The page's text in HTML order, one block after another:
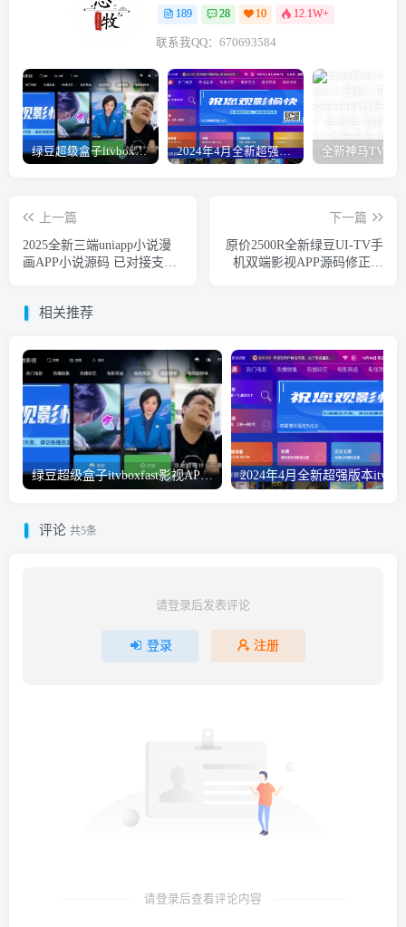
189 28 10 12.1W+
联系我QQ：670693584
绿豆超级盒子itvboxfast影视APP双端源码 TV+手机双端 支持直播/后台管理仓库/会员系统/卡密系统/批量生成账号 自动换源 集成免签约支付系统 2024年4月全新超强版本itvboxfast影视APP源码 TV+手机双端源码 新增超多功能tvbox二开如意版影视APP源码 修复N多bug-1.51已更新至最新1.51版本
上一篇
2025全新三端uniapp小说漫
画APP小说源码 已对接支付
下一篇
原价2500R全新绿豆UI-TV手
机双端影视APP源码修正版
相关推荐
绿豆超级盒子itvboxfast影视APP双端源码 TV+手机双端 支持直播/后台管理仓库/会员系统/卡密系统/批量生成账号 自动换源 集成免签约支付系统
评论 共5条
请登录后发表评论
登录 注册
请登录后查看评论内容